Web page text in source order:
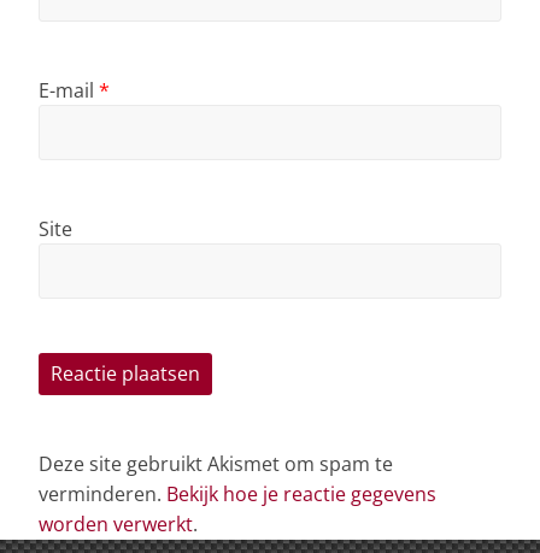
E-mail *
Site
Deze site gebruikt Akismet om spam te
verminderen. Bekijk hoe je reactie gegevens
worden verwerkt.